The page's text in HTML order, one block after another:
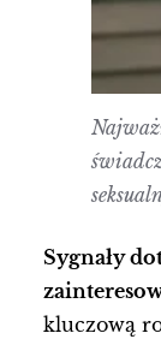
Sygnały
kluczową